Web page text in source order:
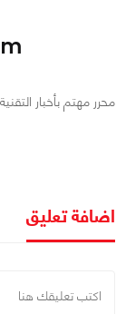
محرر مهتم بأخبار
اضافة تعليق